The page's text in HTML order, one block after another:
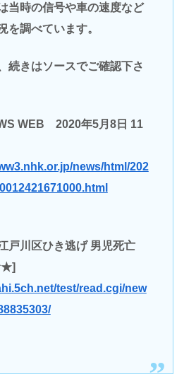
当時の信号や車の速度など
を調べています。
続きはソースでご確認下さ
WEB 2020年5月8日 11
news/html/202
戸川区ひき逃げ 男児死亡
★]
test/read.cgi/new